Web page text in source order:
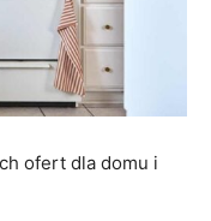
ofert dla domu i